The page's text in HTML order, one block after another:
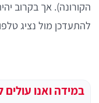
הקורונה). אך בקרוב
להתעדכן מול נציג
במידה ואנו